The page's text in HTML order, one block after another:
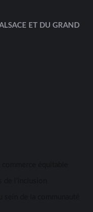
ET DU GRAND